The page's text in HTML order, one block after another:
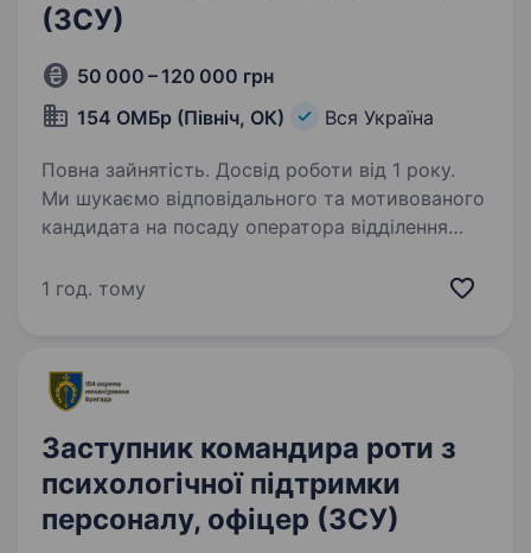
(ЗСУ)
50 000 – 120 000 грн
154 ОМБр (Північ, ОК)
Вся Україна
Повна зайнятість. Досвід роботи від 1 року.
Ми шукаємо відповідального та мотивованого
кандидата на посаду оператора відділення
окремої механізованої бригади, Оперативного
1 год. тому
Заступник командира роти з
психологічної підтримки
персоналу, офіцер (ЗСУ)